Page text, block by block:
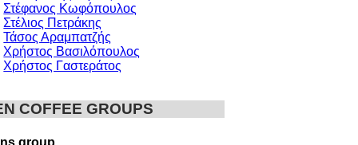
Στέφανος Κωφόπουλος
Στέλιος Πετράκης
Τάσος Αραμπατζής
Χρήστος Βασιλόπουλος
Χρήστος Γαστεράτος
COFFEE GROUPS
group